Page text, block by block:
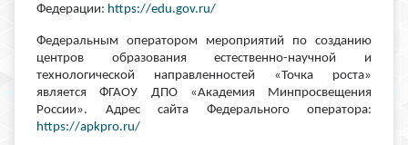
Федерации: https://edu.gov.ru/
Федеральным оператором мероприятий по созданию
центров образования естественно-научной и
технологической направленностей «Точка роста»
является ФГАОУ ДПО «Академия Минпросвещения
России». Адрес сайта Федерального оператора:
https://apkpro.ru/